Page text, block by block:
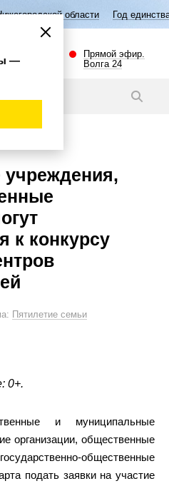
области Год единства народов
Прямой эфир.
Волга 24
учреждения,
к конкурсу
Пятилетие семьи
0+.
и муниципальные
организации, общественные
общественные
подать заявки на участие
—